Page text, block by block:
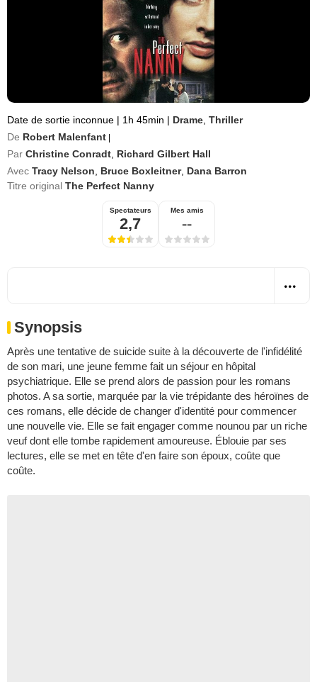
Date de sortie inconnue | 1h 45min | Drame Thriller
De Robert Malenfant
Par Christine Conradt Richard Gilbert Hall
Avec Tracy Nelson Bruce Boxleitner, Dana Barron
Titre original The Perfect Nanny
Spectateurs
2,7
Mes amis
--
Synopsis
Après une tentative de suicide suite à la découverte de l'infidélité
de son mari, une jeune femme fait un séjour en hôpital
psychiatrique. Elle se prend alors de passion pour les romans
photos. A sa sortie, marquée par la vie trépidante des héroïnes de
ces romans, elle décide de changer d'identité pour commencer
une nouvelle vie. Elle se fait engager comme nounou par un riche
veuf dont elle tombe rapidement amoureuse. Éblouie par ses
lectures, elle se met en tête d'en faire son époux, coûte que
coûte.